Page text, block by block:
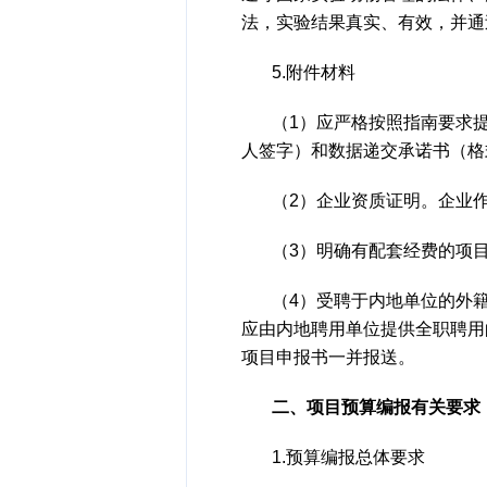
法，实验结果真实、有效，并
5.附件材料
（1）应严格按照指南要
人签字）和数据递交承诺书（
（2）企业资质证明。企业
（3）明确有配套经费的项
（4）受聘于内地单位的
应由内地聘用单位提供全职聘
项目申报书一并报送。
二、项目预算编报有关要求
1.预算编报总体要求